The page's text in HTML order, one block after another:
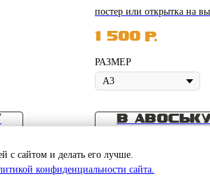
с сайтом и делать его лучше.
конфиденциальности сайта.
постер или открытка на
1 500 р.
РАЗМЕР
В